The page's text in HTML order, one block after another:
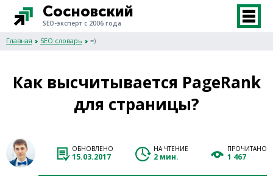
Сосновский
SEO-эксперт с 2006 года
Главная SEO словарь =)
Как высчитывается PageRank
для страницы?
ОБНОВЛЕНО
15.03.2017
НА ЧТЕНИЕ
2 мин.
ПРОЧИТАНО
1 467